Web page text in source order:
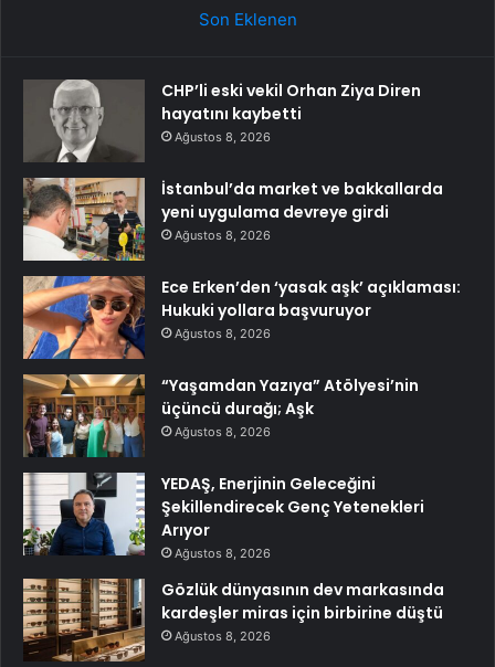
Son Eklenen
CHP’li eski vekil Orhan Ziya Diren
hayatını kaybetti
Ağustos 8, 2026
İstanbul’da market ve bakkallarda
yeni uygulama devreye girdi
Ağustos 8, 2026
Ece Erken’den ‘yasak aşk’ açıklaması:
Hukuki yollara başvuruyor
Ağustos 8, 2026
“Yaşamdan Yazıya” Atölyesi’nin
üçüncü durağı; Aşk
Ağustos 8, 2026
YEDAŞ, Enerjinin Geleceğini
Şekillendirecek Genç Yetenekleri
Arıyor
Ağustos 8, 2026
Gözlük dünyasının dev markasında
kardeşler miras için birbirine düştü
Ağustos 8, 2026